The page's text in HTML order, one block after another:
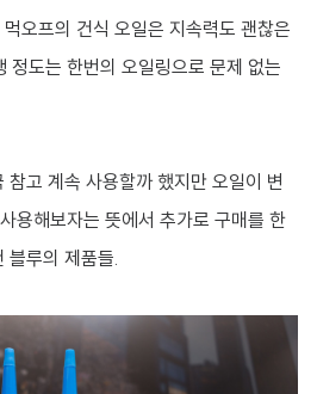
오프의 건식 오일은 지속력도 괜찮은
도는 한번의 오일링으로 문제 없는
고 계속 사용할까 했지만 오일이 변
용해보자는 뜻에서 추가로 구매를 한
블루의 제품들.